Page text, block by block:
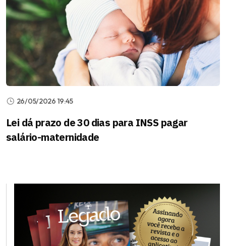
26/05/2026 19:45
Lei dá prazo de 30 dias para INSS pagar
salário-maternidade